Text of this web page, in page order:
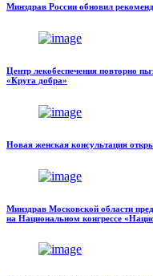
Минздрав России обновил
Центр лекобеспечения повторно
«Круга добра»
Новая женская консультация
Минздрав Московской области
на Национальном конгрессе